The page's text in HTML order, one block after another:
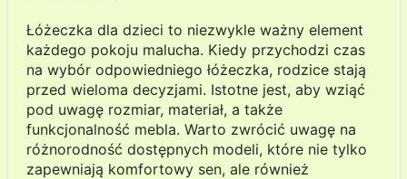
Łóżeczka dla dzieci to niezwykle ważny element
każdego pokoju malucha. Kiedy przychodzi czas
na wybór odpowiedniego łóżeczka, rodzice stają
przed wieloma decyzjami. Istotne jest, aby wziąć
pod uwagę rozmiar, materiał, a także
funkcjonalność mebla. Warto zwrócić uwagę na
różnorodność dostępnych modeli, które nie tylko
zapewniają komfortowy sen, ale również